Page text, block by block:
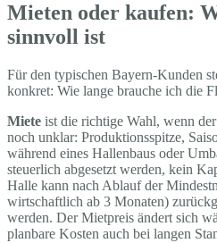
Mieten oder kaufen:
sinnvoll ist
Für den typischen Bayern-Kunden
konkret: Wie lange brauche ich die
Miete ist die richtige Wahl, wenn
noch unklar: Produktionsspitze,
während eines Hallenbaus oder
steuerlich abgesetzt werden, kein
Halle kann nach Ablauf der
wirtschaftlich ab 3 Monaten)
werden. Der Mietpreis ändert sich
planbare Kosten auch bei langen